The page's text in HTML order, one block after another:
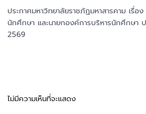
ประกาศมหาวิทยาลัยราชภัฏมหาสารคาม เรื่อ
นักศึกษา และนายกองค์การบริหารนักศึกษา
2569
ไม่มีความเห็นที่จะแสดง